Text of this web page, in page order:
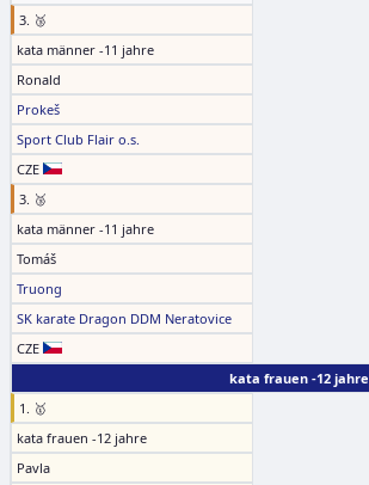
3. 🥉
kata männer -11 jahre
Ronald
Prokeš
Sport Club Flair o.s.
CZE
3. 🥉
kata männer -11 jahre
Tomáš
Truong
SK karate Dragon DDM Neratovice
CZE
kata frauen -12 jahre
1. 🥇
kata frauen -12 jahre
Pavla